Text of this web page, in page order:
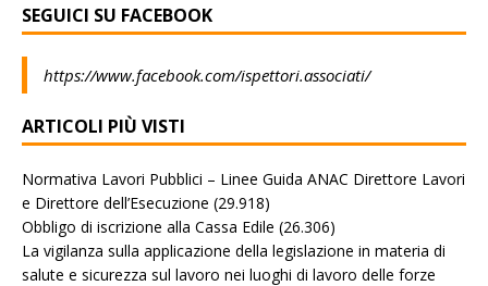
SEGUICI SU FACEBOOK
https://www.facebook.com/ispettori.associati/
ARTICOLI PIÙ VISTI
Normativa Lavori Pubblici – Linee Guida ANAC Direttore Lavori
e Direttore dell’Esecuzione (29.918)
Obbligo di iscrizione alla Cassa Edile (26.306)
La vigilanza sulla applicazione della legislazione in materia di
salute e sicurezza sul lavoro nei luoghi di lavoro delle forze